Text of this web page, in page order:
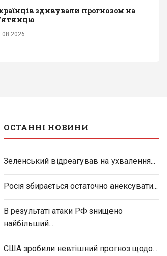
здивували прогнозом на
ОСТАННІ НОВИНИ
Зеленський відреагував на ухвалення...
Росія збирається остаточно анексувати...
В результаті атаки РФ знищено
найбільший...
США зробили невтішний прогноз щодо...